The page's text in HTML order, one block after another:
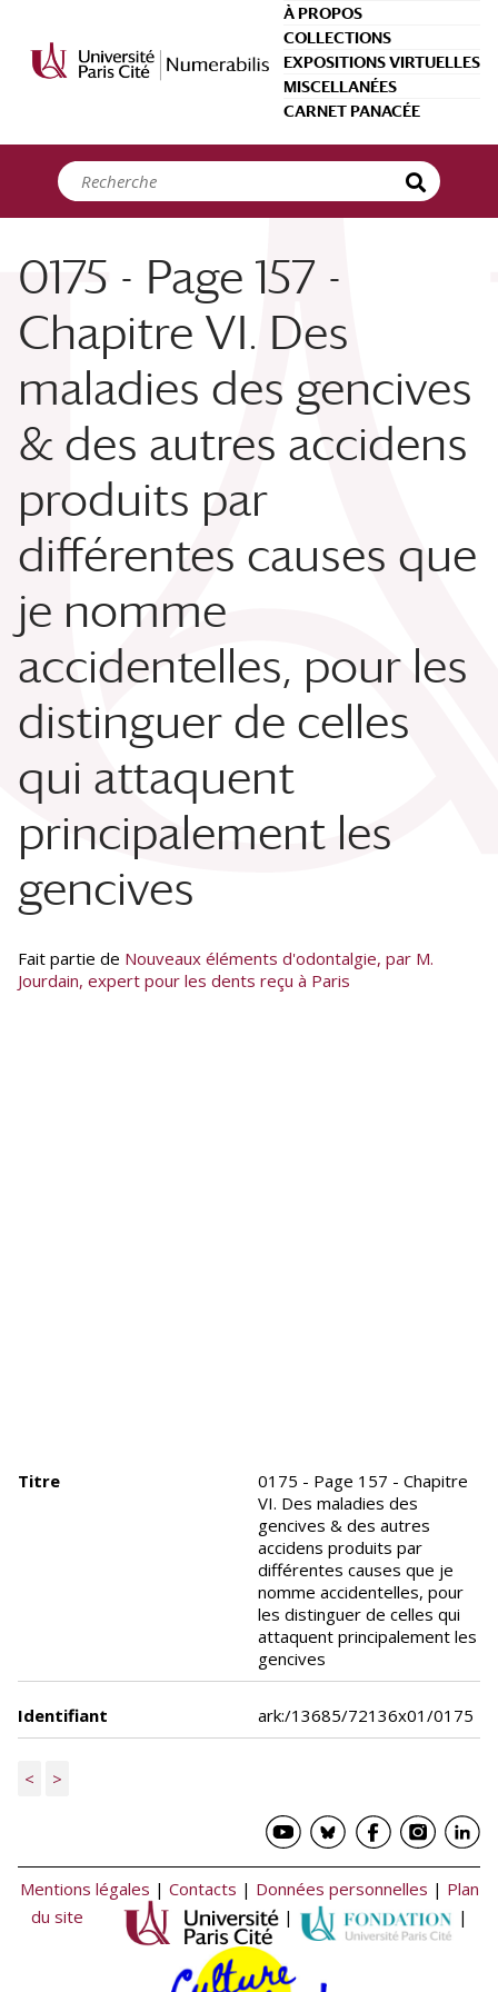
À PROPOS
COLLECTIONS
EXPOSITIONS VIRTUELLES
MISCELLANÉES
CARNET PANACÉE
0175 - Page 157 -
Chapitre VI. Des
maladies des gencives
& des autres accidens
produits par
différentes causes que
je nomme
accidentelles, pour les
distinguer de celles
qui attaquent
principalement les
gencives
Fait partie de Nouveaux éléments d'odontalgie, par M.
Jourdain, expert pour les dents reçu à Paris
Titre
0175 - Page 157 - Chapitre
VI. Des maladies des
gencives & des autres
accidens produits par
différentes causes que je
nomme accidentelles, pour
les distinguer de celles qui
attaquent principalement les
gencives
Identifiant ark:/13685/72136x01/0175
< >
Mentions légales | Contacts | Données personnelles | Plan
du site
| |